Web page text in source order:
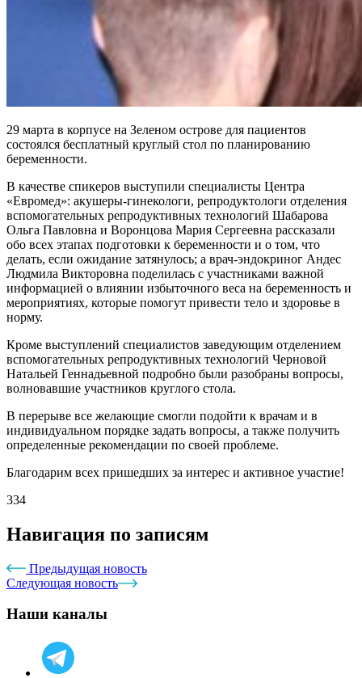
29 марта в корпусе на Зеленом острове для пациентов
состоялся бесплатный круглый стол по планированию
беременности.
В качестве спикеров выступили специалисты Центра
«Евромед»: акушеры-гинекологи, репродуктологи отделения
вспомогательных репродуктивных технологий Шабарова
Ольга Павловна и Воронцова Мария Сергеевна рассказали
обо всех этапах подготовки к беременности и о том, что
делать, если ожидание затянулось; а врач-эндокриног Андес
Людмила Викторовна поделилась с участниками важной
информацией о влиянии избыточного веса на беременность и
мероприятиях, которые помогут привести тело и здоровье в
норму.
Кроме выступлений специалистов заведующим отделением
вспомогательных репродуктивных технологий Черновой
Натальей Геннадьевной подробно были разобраны вопросы,
волновавшие участников круглого стола.
В перерыве все желающие смогли подойти к врачам и в
индивидуальном порядке задать вопросы, а также получить
определенные рекомендации по своей проблеме.
Благодарим всех пришедших за интерес и активное участие!
334
Навигация по записям
Предыдущая новость
Следующая новость
Наши каналы